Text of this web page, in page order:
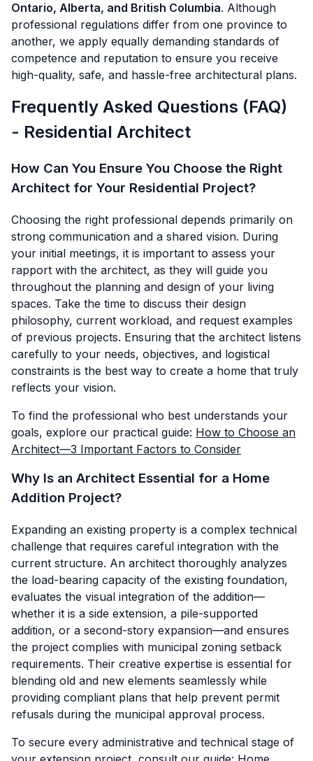
Ontario, Alberta, and British Columbia. Although
professional regulations differ from one province to
another, we apply equally demanding standards of
competence and reputation to ensure you receive
high-quality, safe, and hassle-free architectural plans.
Frequently Asked Questions (FAQ)
- Residential Architect
How Can You Ensure You Choose the Right
Architect for Your Residential Project?
Choosing the right professional depends primarily on
strong communication and a shared vision. During
your initial meetings, it is important to assess your
rapport with the architect, as they will guide you
throughout the planning and design of your living
spaces. Take the time to discuss their design
philosophy, current workload, and request examples
of previous projects. Ensuring that the architect listens
carefully to your needs, objectives, and logistical
constraints is the best way to create a home that truly
reflects your vision.
To find the professional who best understands your
goals, explore our practical guide: How to Choose an
Architect—3 Important Factors to Consider
Why Is an Architect Essential for a Home
Addition Project?
Expanding an existing property is a complex technical
challenge that requires careful integration with the
current structure. An architect thoroughly analyzes
the load-bearing capacity of the existing foundation,
evaluates the visual integration of the addition—
whether it is a side extension, a pile-supported
addition, or a second-story expansion—and ensures
the project complies with municipal zoning setback
requirements. Their creative expertise is essential for
blending old and new elements seamlessly while
providing compliant plans that help prevent permit
refusals during the municipal approval process.
To secure every administrative and technical stage of